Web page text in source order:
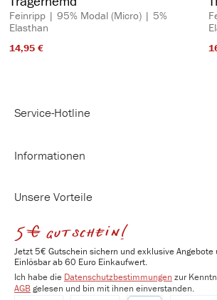
Feinripp | 95% Modal (Micro) | 5%
Elasthan
14,95 €​
Service-Hotline
Informationen
Unsere Vorteile
5€ gutschein!
Jetzt 5€ Gutschein sichern und exklusive
Einlösbar ab 60 Euro Einkaufwert.
Ich habe die Datenschutzbestimmungen zur
AGBgelesen und bin mit ihnen einverstanden.